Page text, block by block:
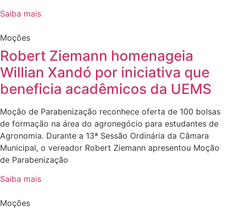
Saiba mais
Moções
Robert Ziemann homenageia
Willian Xandó por iniciativa que
beneficia acadêmicos da UEMS
Moção de Parabenização reconhece oferta de 100 bolsas
de formação na área do agronegócio para estudantes de
Agronomia. Durante a 13ª Sessão Ordinária da Câmara
Municipal, o vereador Robert Ziemann apresentou Moção
de Parabenização
Saiba mais
Moções